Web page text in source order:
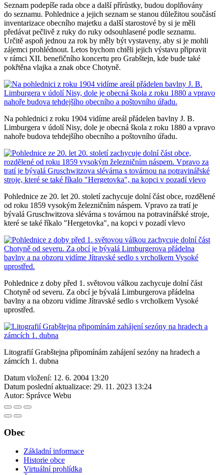
Seznam podepíše rada obce a další přírůstky, budou doplňovány
do seznamu. Pohlednice a jejich seznam se stanou důležitou součástí
inventarizace obecního majetku a další starostové by si je měli
předávat pečlivě z ruky do ruky odsouhlasené podle seznamu.
Určitě aspoň jednou za rok by měly být vystaveny, aby si je mohli
zájemci prohlédnout. Letos bychom chtěli jejich výstavu připravit
v rámci XII. benefičního koncertu pro Grabštejn, kde bude také
pokřtěna vlajka a znak obce Chotyně.
Na pohlednici z roku 1904 vidíme areál přádelen bavlny J. B.
Limburgera v údolí Nisy, dole je obecná škola z roku 1880 a vpravo
nahoře budova tehdejšího obecního a poštovního úřadu.
Pohlednice ze 20. let 20. století zachycuje dolní část obce, rozdělené
od roku 1859 vysokým železničním náspem. Vpravo za tratí je
bývalá Gruschwitzova slévárna s továrnou na potravinářské stroje,
které se také říkalo "Hergetovka", na kopci v pozadí vlevo
Pohlednice z doby před 1. světovou válkou zachycuje dolní část
Chotyně od severu. Za obcí je bývalá Limburgerova přádelna
bavlny a na obzoru vidíme Jítravské sedlo s vrcholkem Vysoké
uprostřed.
Litografií Grabštejna připomínám zahájení sezóny na hradech a
zámcích 1. dubna
Datum vložení: 12. 6. 2004 13:20
Datum poslední aktualizace: 29. 11. 2023 13:24
Autor: Správce Webu
Obec
Základní informace
Historie obce
Virtuální prohlídka